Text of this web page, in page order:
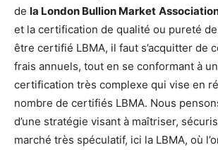
de la London Bullion Market
et la certification de qualité ou pureté de
être certifié LBMA, il faut s’acquitter de
frais annuels, tout en se conformant à
certification très complexe qui vise en
nombre de certifiés LBMA. Nous
d’une stratégie visant à maîtriser,
marché très spéculatif, ici la LBMA, où